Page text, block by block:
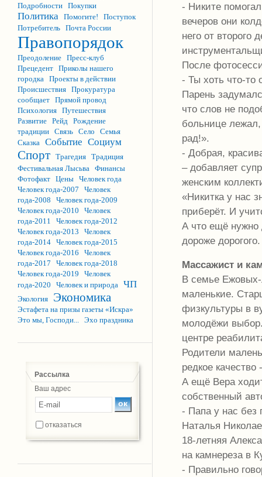
Подробности Покупки
Политика Помогите!
Поступок
Потребитель Почта России
Правопорядок
Преодоление Пресс-клуб
Прецедент Приколы нашего
городка Проекты в действии
Происшествия Прокуратура
сообщает Прямой провод
Психология Путешествия
Развитие Рейд Рождение
традиции Связь Село
Семья
Сказка Событие Социум
Спорт Трагедия Традиция
Фестивальная Лысьва Финансы
Фотофакт Цены Человек года
Человек года-2007
Человек
года-2008
Человек года-2009
Человек года-2010
Человек
года-2011
Человек года-2012
Человек года-2013
Человек
года-2014 Человек года-2015
Человек года-2016
Человек
года-2017
Человек года-2018
Человек года-2019
Человек
года-2020
Человек и природа ЧП
Экология Экономика
Эстафета на призы газеты «Искра»
Это мы, Господи... Эхо праздника
Рассылка
Ваш адрес
отказаться
- Никите
вечеров они
него от второго
После
- Ты хоть что-то
Парень
что слов не
больнице
рад!».
- Добрая,
– добавляет
женским
«Никитка у нас
приберёт. И
А что ещё нужно
дороже дорогого.
Массажист и
В семье
маленькие.
физкультуры в
молодёжи
центре
Родители
редкое
А ещё Вера
собственный
- Папа у нас без
Наталья
18-летняя
на камнереза в
- Правильно